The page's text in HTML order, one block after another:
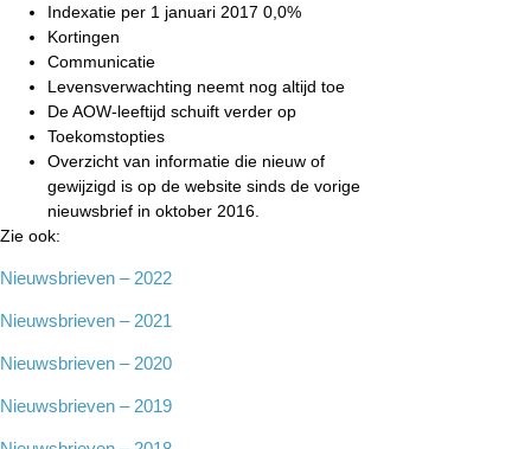
Indexatie per 1 januari 2017 0,0%
Kortingen
Communicatie
Levensverwachting neemt nog altijd toe
De AOW-leeftijd schuift verder op
Toekomstopties
Overzicht van informatie die nieuw of
gewijzigd is op de website sinds de vorige
nieuwsbrief in oktober 2016.
Zie ook:
Nieuwsbrieven – 2022
Nieuwsbrieven – 2021
Nieuwsbrieven – 2020
Nieuwsbrieven – 2019